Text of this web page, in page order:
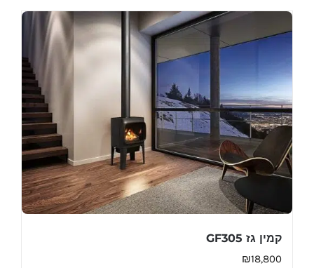
קמין גז GF305
₪18,800